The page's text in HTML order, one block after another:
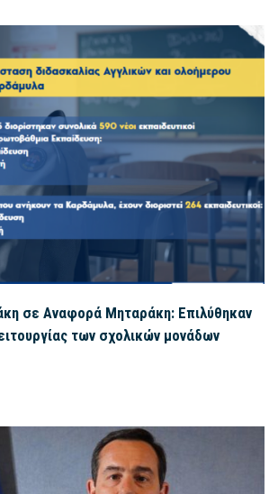
σε Αναφορά Μηταράκη: Επιλύθηκαν
των σχολικών μονάδων